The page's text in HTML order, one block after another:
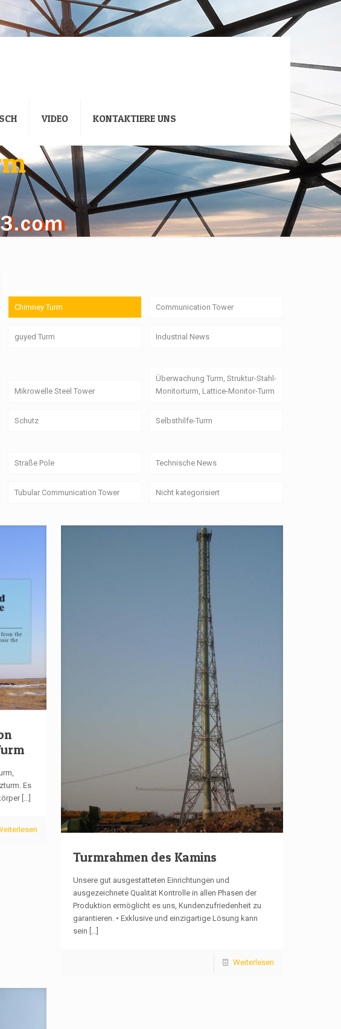
VIDEO KONTAKTIERE UNS
Chimney Turm Communication Tower
guyed Turm Industrial News
Mikrowelle Steel Tower
Überwachung Turm, Struktur-Stahl-
Monitorturm, Lattice-Monitor-Turm
Schutz Selbsthilfe-Turm
Straße Pole Technische News
Tubular Communication Tower Nicht kategorisiert
Es
[...]
Turmrahmen des Kamins
Unsere gut ausgestatteten Einrichtungen und
ausgezeichnete Qualität Kontrolle in allen Phasen der
Produktion ermöglicht es uns, Kundenzufriedenheit zu
garantieren. • Exklusive und einzigartige Lösung kann
sein
Weiterlesen